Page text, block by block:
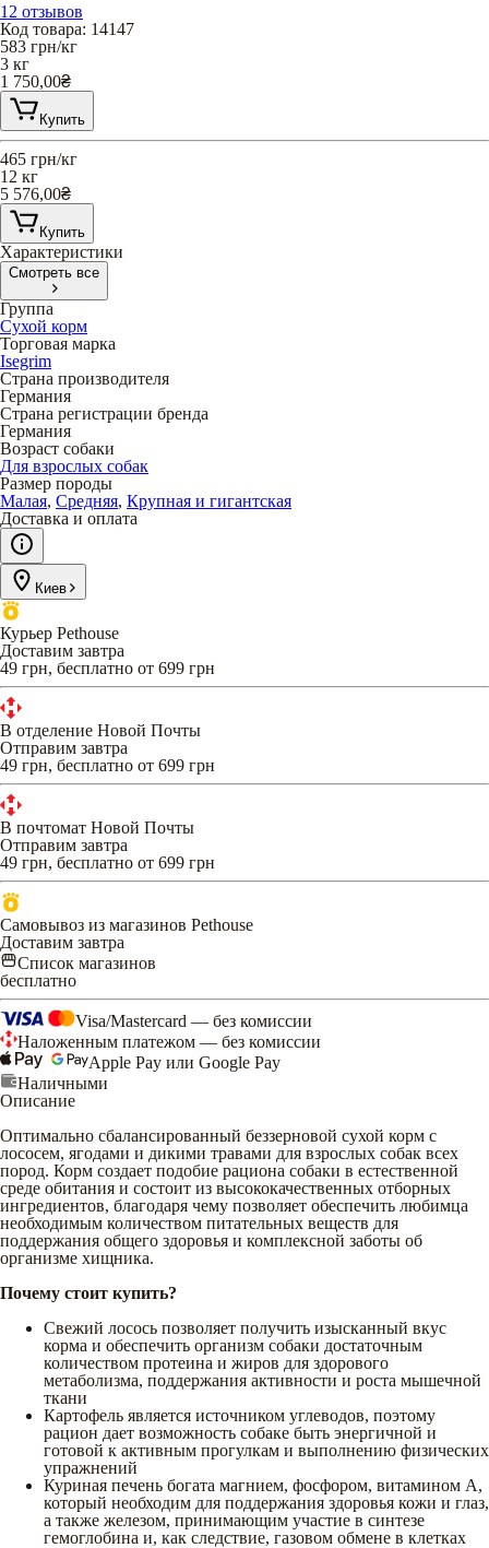
12 отзывов
Код товара: 14147
583 грн/кг
3 кг
1 750,00₴
Купить
465 грн/кг
12 кг
5 576,00₴
Купить
Характеристики
Смотреть все
Группа
Сухой корм
Торговая марка
Isegrim
Страна производителя
Германия
Страна регистрации бренда
Германия
Возраст собаки
Для взрослых собак
Размер породы
Малая, Средняя, Крупная и гигантская
Доставка и оплата
Киев
Курьер Pethouse
Доставим завтра
49 грн, бесплатно от 699 грн
В отделение Новой Почты
Отправим завтра
49 грн, бесплатно от 699 грн
В почтомат Новой Почты
Отправим завтра
49 грн, бесплатно от 699 грн
Самовывоз из магазинов Pethouse
Доставим завтра
Список магазинов
бесплатно
Visa/Mastercard — без комиссии
Наложенным платежом — без комиссии
Apple Pay или Google Pay
Наличными
Описание
Оптимально сбалансированный беззерновой сухой корм с
лососем, ягодами и дикими травами для взрослых собак всех
пород. Корм создает подобие рациона собаки в естественной
среде обитания и состоит из высококачественных отборных
ингредиентов, благодаря чему позволяет обеспечить любимца
необходимым количеством питательных веществ для
поддержания общего здоровья и комплексной заботы об
организме хищника.
Почему стоит купить?
Свежий лосось позволяет получить изысканный вкус
корма и обеспечить организм собаки достаточным
количеством протеина и жиров для здорового
метаболизма, поддержания активности и роста мышечной
ткани
Картофель является источником углеводов, поэтому
рацион дает возможность собаке быть энергичной и
готовой к активным прогулкам и выполнению физических
упражнений
Куриная печень богата магнием, фосфором, витамином А,
который необходим для поддержания здоровья кожи и глаз,
а также железом, принимающим участие в синтезе
гемоглобина и, как следствие, газовом обмене в клетках